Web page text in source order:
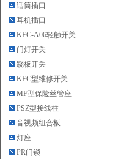
话筒插口
耳机插口
KFC-A06轻触开关
门灯开关
跷板开关
KFC型维修开关
MF型保险丝管座
PSZ型接线柱
音视频组合板
灯座
PR门锁